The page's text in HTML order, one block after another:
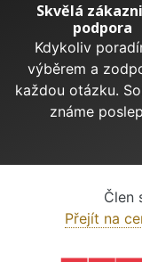
Skvělá
podpora
Kdykoliv
výběrem a
každou otázku.
známe
Člen
Přejít na